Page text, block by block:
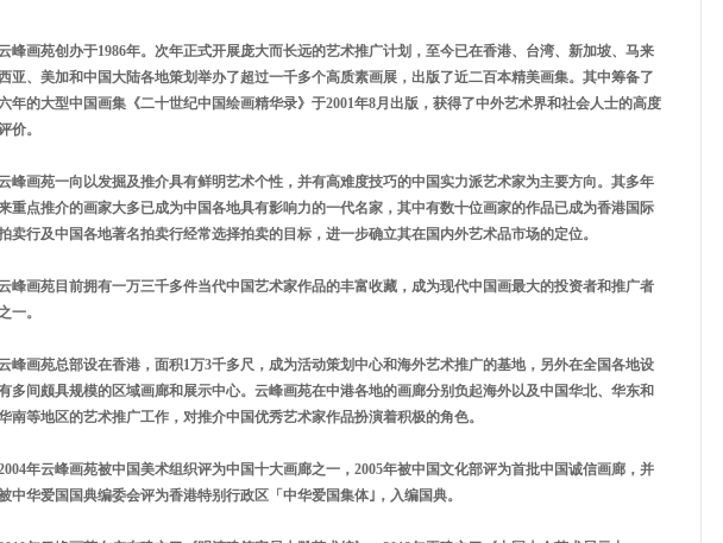
峰画苑创办于1986年。次年正式开展庞大而长远的艺术推广计划，至今已在香港、台湾、新加坡、马来
亚、美加和中国大陆各地策划举办了超过一千多个高质素画展，出版了近二百本精美画集。其中筹备了
年的大型中国画集《二十世纪中国绘画精华录》于2001年8月出版，获得了中外艺术界和社会人士的高度
价。
峰画苑一向以发掘及推介具有鲜明艺术个性，并有高难度技巧的中国实力派艺术家为主要方向。其多年
重点推介的画家大多已成为中国各地具有影响力的一代名家，其中有数十位画家的作品已成为香港国际
卖行及中国各地著名拍卖行经常选择拍卖的目标，进一步确立其在国内外艺术品市场的定位。
峰画苑目前拥有一万三千多件当代中国艺术家作品的丰富收藏，成为现代中国画最大的投资者和推广者
一。
峰画苑总部设在香港，面积1万3千多尺，成为活动策划中心和海外艺术推广的基地，另外在全国各地设
多间颇具规模的区域画廊和展示中心。云峰画苑在中港各地的画廊分别负起海外以及中国华北、华东和
南等地区的艺术推广工作，对推介中国优秀艺术家作品扮演着积极的角色。
年云峰画苑被中国美术组织评为中国十大画廊之一，2005年被中国文化部评为首批中国诚信画廊，并
中华爱国国典编委会评为香港特别行政区「中华爱国集体｣，入编国典。